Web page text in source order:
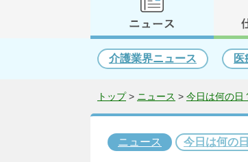
介護業界ニュース
トップ> ニュース > 今日は何の日
ニュース 今日は何の